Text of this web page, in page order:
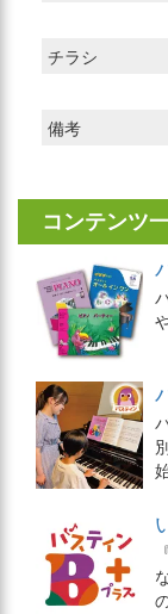
チラシ
備考
コンテンツ